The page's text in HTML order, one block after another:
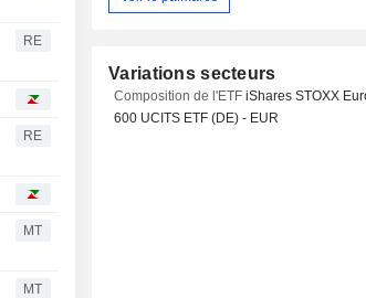
RE
RE
MT
MT
Variations secteurs
Composition de l'ETFiShares STOXX
600 UCITS ETF (DE) - EUR